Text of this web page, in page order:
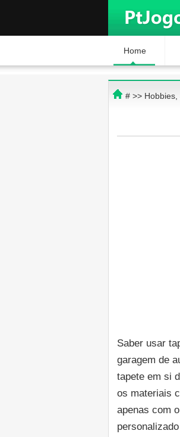
Home
# >> Hobbies,
Saber usar
garagem de
tapete em si
os materiais
apenas com